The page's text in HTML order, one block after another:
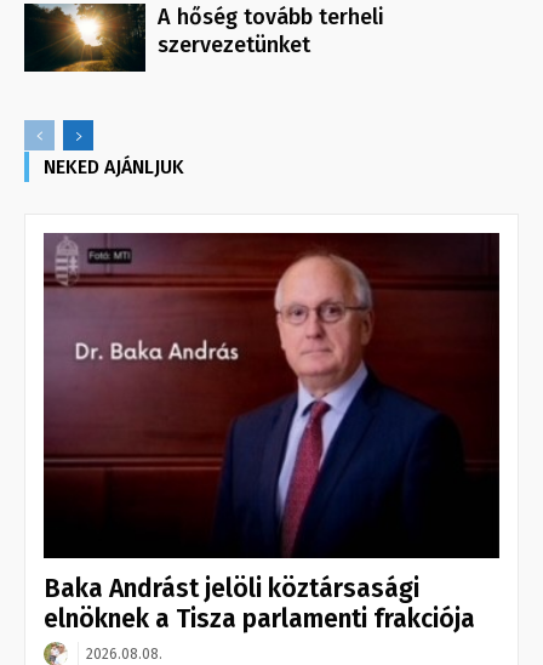
A hőség tovább terheli
szervezetünket
NEKED AJÁNLJUK
Baka Andrást jelöli köztársasági
elnöknek a Tisza parlamenti frakciója
2026.08.08.